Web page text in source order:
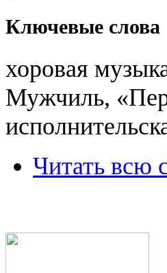
Ключевые слова
хоровая
Мужчиль,
Читать всю